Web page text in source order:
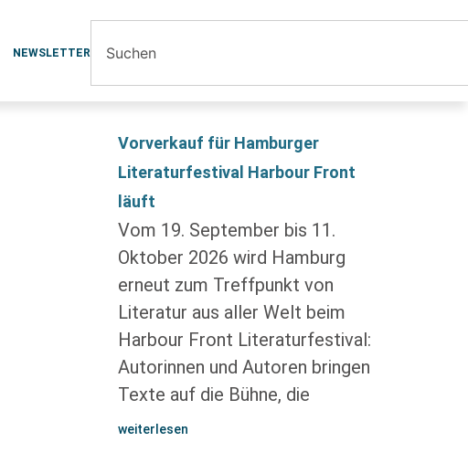
NEWSLETTER
Vorverkauf für Hamburger
Literaturfestival Harbour Front
läuft
Vom 19. September bis 11.
Oktober 2026 wird Hamburg
erneut zum Treffpunkt von
Literatur aus aller Welt beim
Harbour Front Literaturfestival:
Autorinnen und Autoren bringen
Texte auf die Bühne, die
weiterlesen